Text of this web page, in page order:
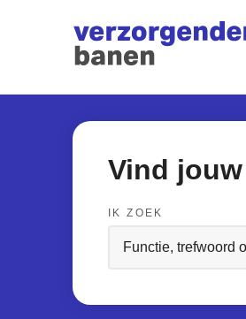
Vind
IK ZOEK